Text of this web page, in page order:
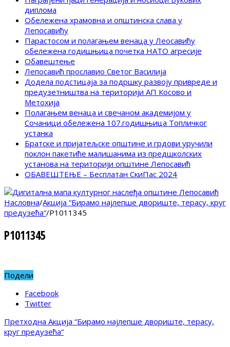
диплома
Обележена храмовна и општинска слава у
Лепосавићу
Парастосом и полагањем венаца у Леосавићу
обележена годишњица почетка НАТО агресије
Обавештење
Лепосавић прославио Светог Василија
Додела подстицаја за подршку развоју привреде и
предузетништва на територији АП Косово и
Метохија
Полагањем венаца и свечаном академијом у
Сочаници обележена 107.годишњица Топличког
устанка
Братске и пријатељске општине и грдови уручили
поклон пакетиће малишанима из предшколских
установа на територији општине Лепосавић
ОБАВЕШТЕЊЕ – Бесплатан СкиПас 2024
Насловна/Акција “Бирамо најлепше двориште, терасу, круг
предузећа“/P1011345
P1011345
Подели
Facebook
Twitter
Претходна Акција “Бирамо најлепше двориште, терасу,
круг предузећа“